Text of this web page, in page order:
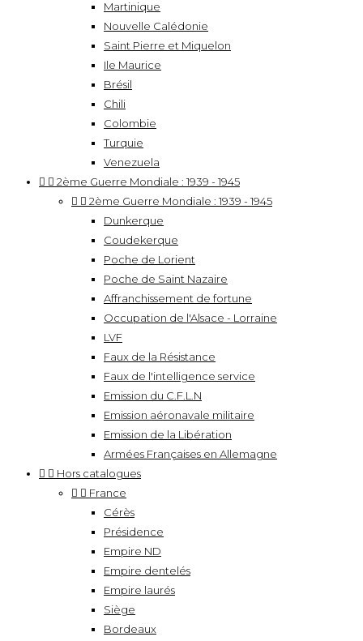
Martinique
Nouvelle Calédonie
Saint Pierre et Miquelon
Ile Maurice
Brésil
Chili
Colombie
Turquie
Venezuela
  2ème Guerre Mondiale : 1939 - 1945
  2ème Guerre Mondiale : 1939 - 1945
Dunkerque
Coudekerque
Poche de Lorient
Poche de Saint Nazaire
Affranchissement de fortune
Occupation de l'Alsace - Lorraine
LVF
Faux de la Résistance
Faux de l'intelligence service
Emission du C.F.L.N
Emission aéronavale militaire
Emission de la Libération
Armées Françaises en Allemagne
  Hors catalogues
  France
Cérès
Présidence
Empire ND
Empire dentelés
Empire laurés
Siège
Bordeaux